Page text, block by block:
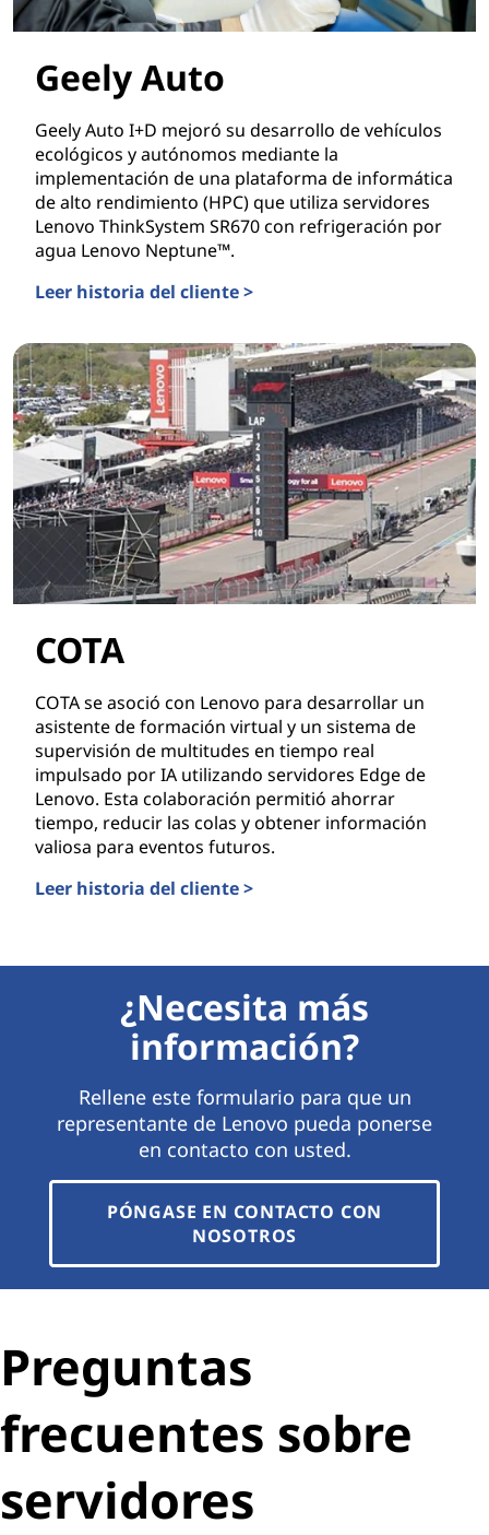
Geely Auto
Geely Auto I+D mejoró su desarrollo de vehículos
ecológicos y autónomos mediante la
implementación de una plataforma de informática
de alto rendimiento (HPC) que utiliza servidores
Lenovo ThinkSystem SR670 con refrigeración por
agua Lenovo Neptune™.
Leer historia del cliente >
COTA
COTA se asoció con Lenovo para desarrollar un
asistente de formación virtual y un sistema de
supervisión de multitudes en tiempo real
impulsado por IA utilizando servidores Edge de
Lenovo. Esta colaboración permitió ahorrar
tiempo, reducir las colas y obtener información
valiosa para eventos futuros.
Leer historia del cliente >
¿Necesita más
información?
Rellene este formulario para que un
representante de Lenovo pueda ponerse
en contacto con usted.
PÓNGASE EN CONTACTO CON
NOSOTROS
Preguntas
frecuentes sobre
servidores